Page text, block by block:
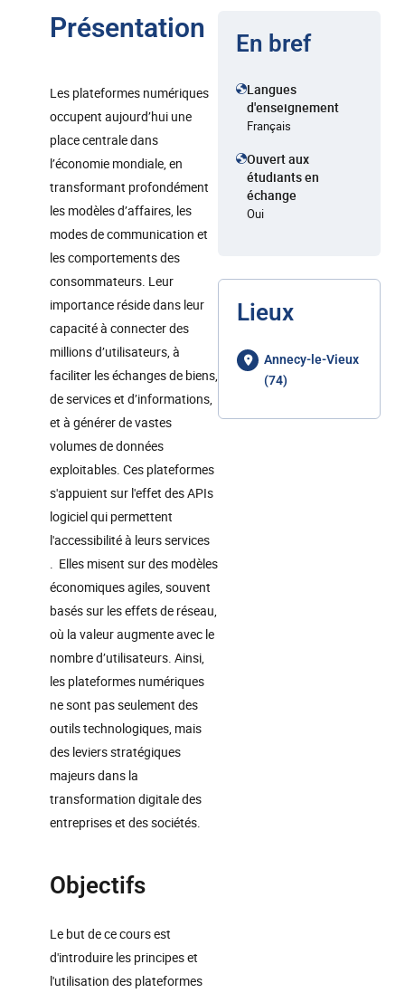
Présentation
Les plateformes numériques
occupent aujourd’hui une
place centrale dans
l’économie mondiale, en
transformant profondément
les modèles d’affaires, les
modes de communication et
les comportements des
consommateurs. Leur
importance réside dans leur
capacité à connecter des
millions d’utilisateurs, à
faciliter les échanges de biens,
de services et d’informations,
et à générer de vastes
volumes de données
exploitables. Ces plateformes
s'appuient sur l'effet des APIs
logiciel qui permettent
l'accessibilité à leurs services
. Elles misent sur des modèles
économiques agiles, souvent
basés sur les effets de réseau,
où la valeur augmente avec le
nombre d’utilisateurs. Ainsi,
les plateformes numériques
ne sont pas seulement des
outils technologiques, mais
des leviers stratégiques
majeurs dans la
transformation digitale des
entreprises et des sociétés.
Objectifs
Le but de ce cours est
d'introduire les principes et
l'utilisation des plateformes
En bref
Langues
d'enseignement
Français
Ouvert aux
étudiants en
échange
Oui
Lieux
Annecy-le-Vieux
(74)